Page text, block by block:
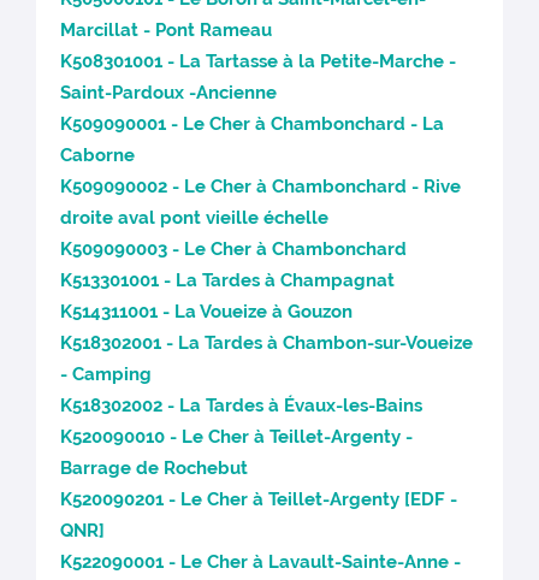
Marcillat - Pont Rameau
K508301001 - La Tartasse à la Petite-Marche -
Saint-Pardoux -Ancienne
K509090001 - Le Cher à Chambonchard - La
Caborne
K509090002 - Le Cher à Chambonchard - Rive
droite aval pont vieille échelle
K509090003 - Le Cher à Chambonchard
K513301001 - La Tardes à Champagnat
K514311001 - La Voueize à Gouzon
K518302001 - La Tardes à Chambon-sur-Voueize
- Camping
K518302002 - La Tardes à Évaux-les-Bains
K520090010 - Le Cher à Teillet-Argenty -
Barrage de Rochebut
K520090201 - Le Cher à Teillet-Argenty [EDF -
QNR]
K522090001 - Le Cher à Lavault-Sainte-Anne -